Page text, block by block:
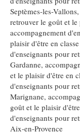
Septèmes-les-Vallons,
retrouver le goût et le
accompagnement
plaisir d'être en
d'enseignants pour
Gardanne,
et le plaisir d'être en
d'enseignants pour
Marignane,
goût et le plaisir
d'enseignants pour
Aix-en-Provence